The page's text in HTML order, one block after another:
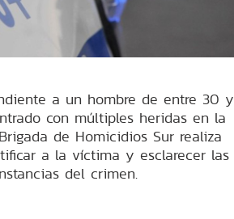
a un hombre de entre 30 y
con múltiples heridas en la
de Homicidios Sur realiza
a la víctima y esclarecer las
del crimen.